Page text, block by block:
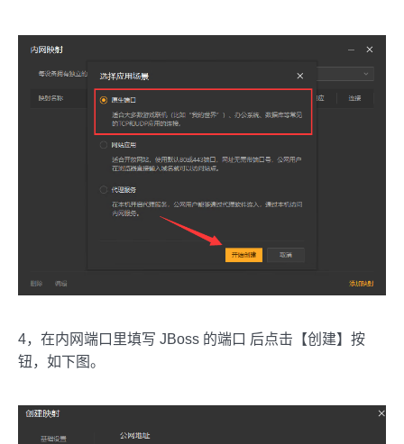
4，在内网端口里填写 JBoss 的端口 后点击【创建】按
钮，如下图。